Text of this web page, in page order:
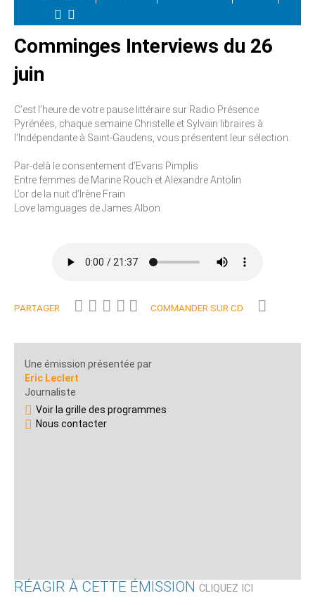
Comminges Interviews du 26
juin
C’est l’heure de votre pause littéraire sur Radio Présence
Pyrénées, chaque semaine Christelle et Sylvain libraires à
l’Indépendante à Saint-Gaudens, vous présentent leur sélection.
Par-delà le consentement d’Evaris Pimplis
Entre femmes de Marine Rouch et Alexandre Antolin
L’or de la nuit d’Irène Frain
Love lamguages de James Albon.
PARTAGER COMMANDER SUR CD
Une émission présentée par
Eric Leclert
Journaliste
Voir la grille des programmes
Nous contacter
RÉAGIR À CETTE ÉMISSION CLIQUEZ ICI